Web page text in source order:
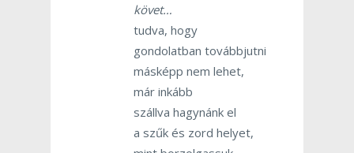
követ…
tudva, hogy
gondolatban továbbjutni
másképp nem lehet,
már inkább
szállva hagynánk el
a szűk és zord helyet,